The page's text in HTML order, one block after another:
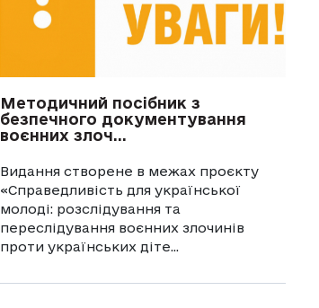
Методичний посібник з
безпечного документування
воєнних злоч...
Видання створене в межах проєкту
«Справедливість для української
молоді: розслідування та
переслідування воєнних злочинів
проти українських діте...